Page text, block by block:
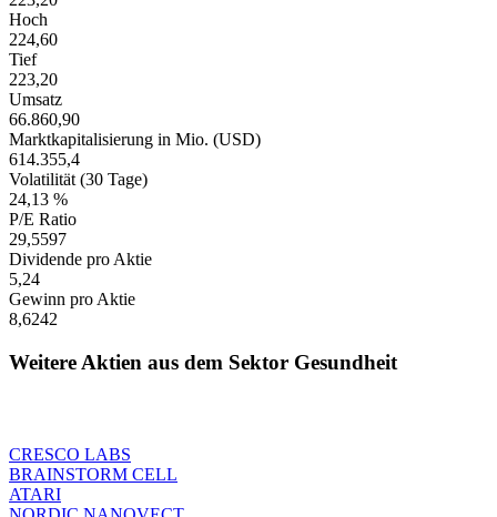
Hoch
224,60
Tief
223,20
Umsatz
66.860,90
Marktkapitalisierung in Mio. (USD)
614.355,4
Volatilität (30 Tage)
24,13 %
P/E Ratio
29,5597
Dividende pro Aktie
5,24
Gewinn pro Aktie
8,6242
Weitere Aktien aus dem Sektor Gesundheit
CRESCO LABS
BRAINSTORM CELL
ATARI